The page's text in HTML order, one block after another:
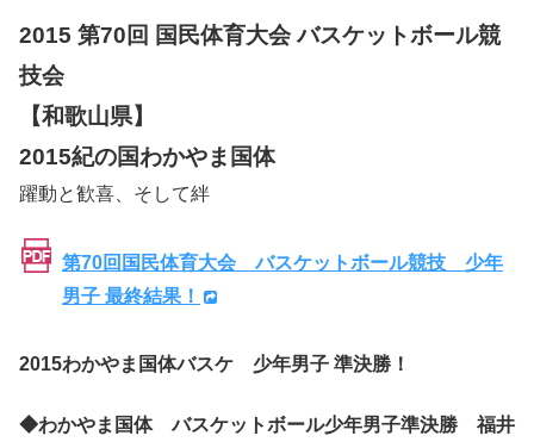
2015 第70回 国民体育大会 バスケットボール競
技会
【和歌山県】
2015紀の国わかやま国体
躍動と歓喜、そして絆
第70回国民体育大会 バスケットボール競技 少年
男子 最終結果！
2015わかやま国体バスケ 少年男子 準決勝！
◆わかやま国体 バスケットボール少年男子準決勝 福井